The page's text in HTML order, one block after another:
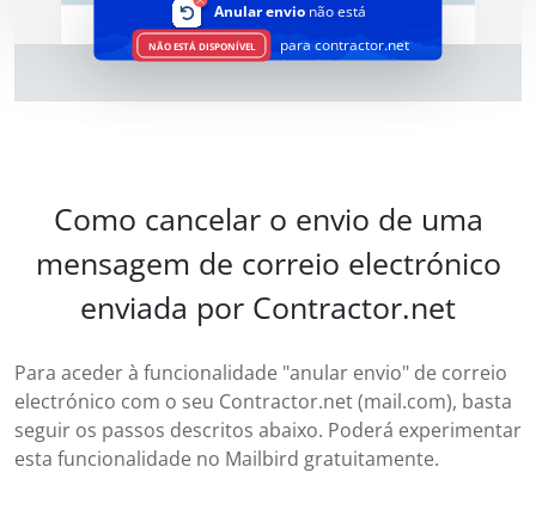
Anular envionão está
NÃO ESTÁ DISPONÍVEL para contractor.net
Como cancelar o envio de uma
mensagem de correio electrónico
enviada por Contractor.net
Para aceder à funcionalidade "anular envio" de correio
electrónico com o seu Contractor.net (mail.com), basta
seguir os passos descritos abaixo. Poderá experimentar
esta funcionalidade no Mailbird gratuitamente.